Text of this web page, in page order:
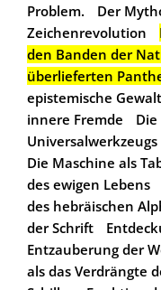
Problem.
Der
Zeichenrevolution
den Banden der
überlieferten
epistemische
innere Fremde
Universalwerkzeugs
Die Maschine als
des ewigen Lebens
des hebräischen
der Schrift
Entzauberung der
als das Verdrängte